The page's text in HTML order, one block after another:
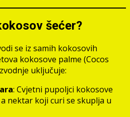
šećer?
se iz samih kokosovih
kokosove palme (Cocos
uključuje:
: Cvjetni pupoljci kokosove
nektar koji curi se skuplja u